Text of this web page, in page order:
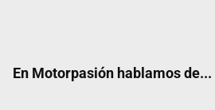
En Motorpasión hablamos de...